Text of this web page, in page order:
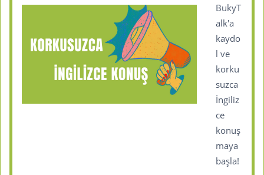
BukyT
alk'a
kaydo
l ve
korku
suzca
İngiliz
ce
konuş
maya
başla!